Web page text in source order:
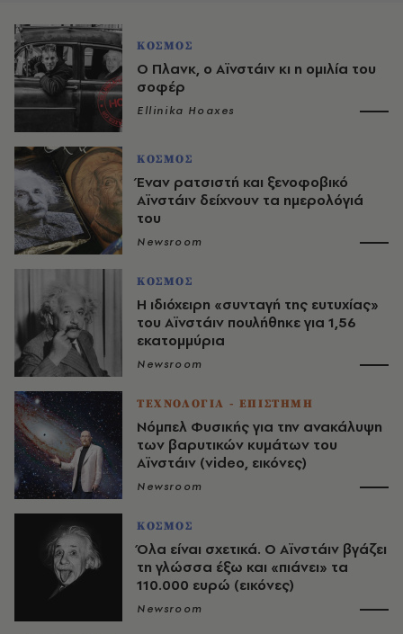
ΚΟΣΜΟΣ
Ο Πλανκ, ο Αϊνστάιν κι η ομιλία του
σοφέρ
Ellinika Hoaxes
ΚΟΣΜΟΣ
Έναν ρατσιστή και ξενοφοβικό
Αϊνστάιν δείχνουν τα ημερολόγιά
του
Newsroom
ΚΟΣΜΟΣ
Η ιδιόχειρη «συνταγή της ευτυχίας»
του Αϊνστάιν πουλήθηκε για 1,56
εκατομμύρια
Newsroom
ΤΕΧΝΟΛΟΓΙΑ - ΕΠΙΣΤΗΜΗ
Νόμπελ Φυσικής για την ανακάλυψη
των βαρυτικών κυμάτων του
Αϊνστάιν (video, εικόνες)
Newsroom
ΚΟΣΜΟΣ
Όλα είναι σχετικά. Ο Αϊνστάιν βγάζει
τη γλώσσα έξω και «πιάνει» τα
110.000 ευρώ (εικόνες)
Newsroom